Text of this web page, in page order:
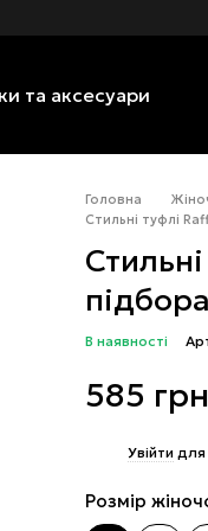
та аксесуари
Головна
Стильні туфлі
В наявності
585 грн
Увійти для
Розмір